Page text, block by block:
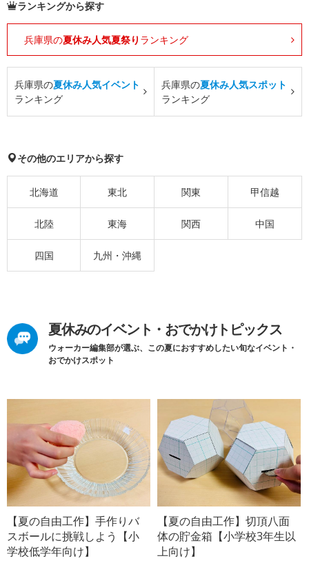
ランキングから探す
兵庫県の夏休み人気夏祭り ランキング
兵庫県の夏休み人気イベント
ランキング
兵庫県の夏休み人気スポット
ランキング
その他のエリアから探す
北海道 東北 関東 甲信越
北陸 東海 関西 中国
四国 九州・沖縄
夏休みのイベント・おでかけトピックス
ウォーカー編集部が選ぶ、この夏におすすめしたい旬なイベント・
おでかけスポット
【夏の自由工作】手作りバ
スボールに挑戦しよう【小
学校低学年向け】
【夏の自由工作】切頂八面
体の貯金箱【小学校3年生以
上向け】